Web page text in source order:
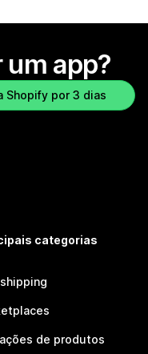
app?
Shopify por 3 dias
categorias
de produtos